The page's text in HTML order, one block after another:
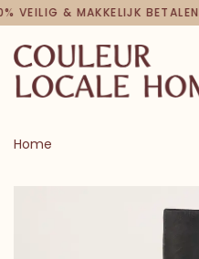
VEILIG & MAKKELIJK BETALEN
Home